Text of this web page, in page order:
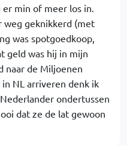
er min of meer los in.
weg geknikkerd (met
was spotgoedkoop,
geld was hij in mijn
naar de Miljoenen
NL arriveren denk ik
ondertussen
dat ze de lat gewoon